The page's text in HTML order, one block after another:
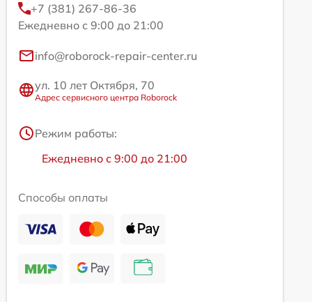
+7 (381) 267-86-36
Ежедневно с 9:00 до 21:00
info@roborock-repair-center.ru
ул. 10 лет Октября, 70
Адрес сервисного центра Roborock
Режим работы:
Ежедневно с 9:00 до 21:00
Способы оплаты